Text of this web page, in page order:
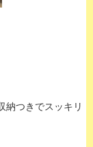
納つきでスッキリ